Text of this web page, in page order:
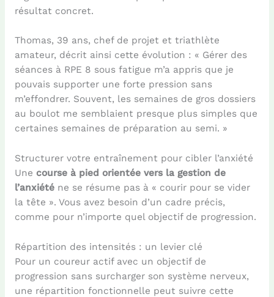
résultat concret.
Thomas, 39 ans, chef de projet et triathlète
amateur, décrit ainsi cette évolution : « Gérer des
séances à RPE 8 sous fatigue m’a appris que je
pouvais supporter une forte pression sans
m’effondrer. Souvent, les semaines de gros dossiers
au boulot me semblaient presque plus simples que
certaines semaines de préparation au semi. »
Structurer votre entraînement pour cibler l’anxiété
Une course à pied orientée vers la gestion de
l’anxiéténe se résume pas à « courir pour se vider
la tête ». Vous avez besoin d’un cadre précis,
comme pour n’importe quel objectif de progression.
Répartition des intensités : un levier clé
Pour un coureur actif avec un objectif de
progression sans surcharger son système nerveux,
une répartition fonctionnelle peut suivre cette